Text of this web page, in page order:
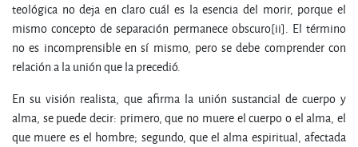
teológica no deja en claro cuál es la esencia del morir, porque el
mismo concepto de separación permanece obscuro[ii]. El término
no es incomprensible en sí mismo, pero se debe comprender con
relación a la unión que la precedió.
En su visión realista, que afirma la unión sustancial de cuerpo y
alma, se puede decir: primero, que no muere el cuerpo o el alma, el
que muere es el hombre; segundo, que el alma espiritual, afectada